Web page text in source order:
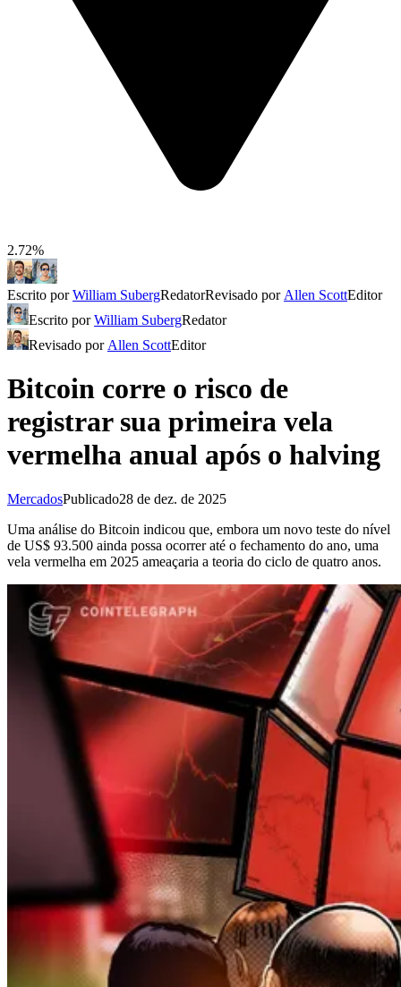
2.72%
Escrito porWilliam SubergRedatorRevisado por Allen ScottEditor
Escrito porWilliam SubergRedator
Revisado por Allen ScottEditor
Bitcoin corre o risco de
registrar sua primeira vela
vermelha anual após o halving
MercadosPublicado28 de dez. de 2025
Uma análise do Bitcoin indicou que, embora um novo teste do nível
de US$ 93.500 ainda possa ocorrer até o fechamento do ano, uma
vela vermelha em 2025 ameaçaria a teoria do ciclo de quatro anos.